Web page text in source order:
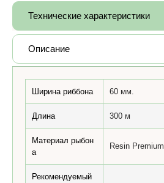
Технические характеристики
Описание
Ширина риббона 60 мм.
Длина 300 м
Материал рыбон
а
Resin Premium
Рекомендуемый